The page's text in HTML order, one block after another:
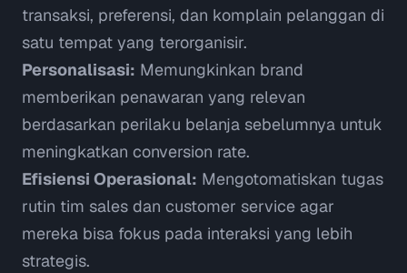
transaksi, preferensi, dan komplain pelanggan di
satu tempat yang terorganisir.
Personalisasi: Memungkinkan brand
memberikan penawaran yang relevan
berdasarkan perilaku belanja sebelumnya untuk
meningkatkan conversion rate.
Efisiensi Operasional: Mengotomatiskan tugas
rutin tim sales dan customer service agar
mereka bisa fokus pada interaksi yang lebih
strategis.